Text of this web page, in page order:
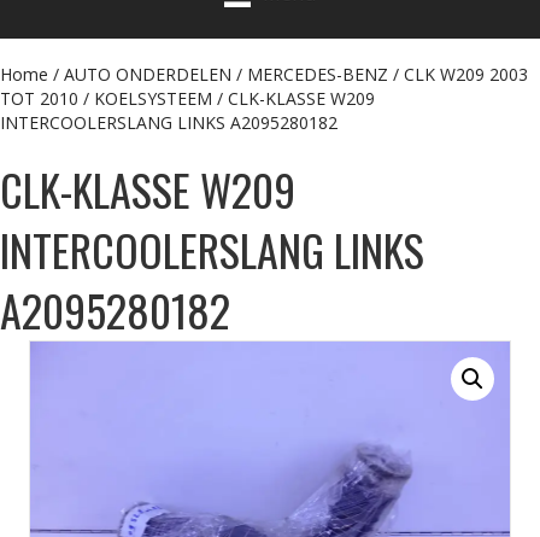
Home / AUTO ONDERDELEN / MERCEDES-BENZ / CLK W209 2003
TOT 2010 / KOELSYSTEEM / CLK-KLASSE W209
INTERCOOLERSLANG LINKS A2095280182
CLK-KLASSE W209
INTERCOOLERSLANG LINKS
A2095280182